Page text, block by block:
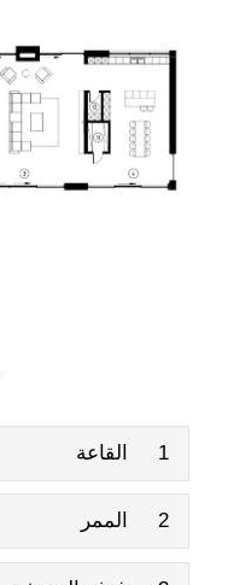
1 القاعة
2 الممر